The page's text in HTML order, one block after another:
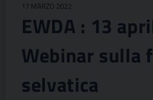
17 MARZO 2022
EWDA : 13
Webinar sulla
selvatica